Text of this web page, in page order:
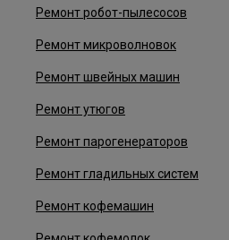
Ремонт робот-пылесосов
Ремонт микроволновок
Ремонт швейных машин
Ремонт утюгов
Ремонт парогенераторов
Ремонт гладильных систем
Ремонт кофемашин